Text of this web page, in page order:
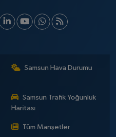
Samsun Hava Durumu
Samsun Trafik Yoğunluk
Haritası
Tüm Manşetler